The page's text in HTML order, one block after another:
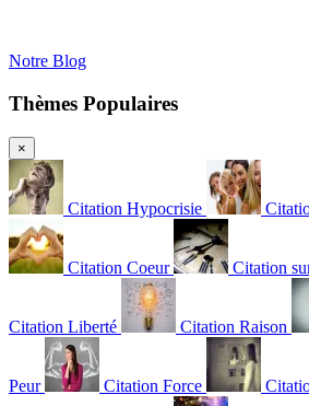
Notre Blog
Thèmes Populaires
×
Citation Hypocrisie
Citation Coeur Citation
Citation Liberté Citation Raison
Peur Citation Force